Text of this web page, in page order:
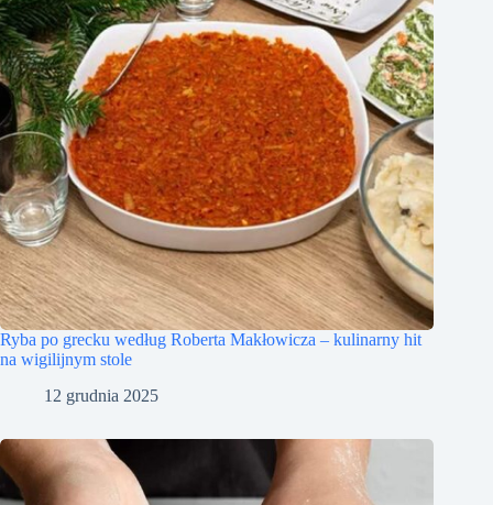
Ryba po grecku według Roberta Makłowicza – kulinarny hit
na wigilijnym stole
12 grudnia 2025